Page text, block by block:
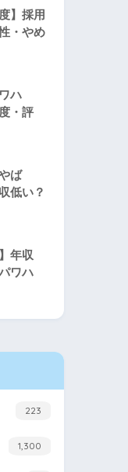
】採用
・やめ
ハ
・評
ば
低い？
年収
ワハ
223
1,300